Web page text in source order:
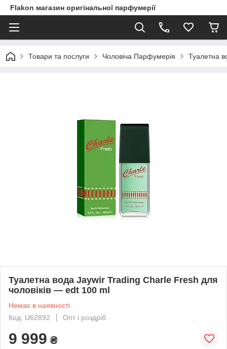
Flakon магазин оригінальної парфумерії
Товари та послуги Чоловіча Парфумерія Туалетна
Туалетна вода Jaywir Trading Charle Fresh для
чоловіків — edt 100 ml
Немає в наявності
Код: U62892
Опт і роздріб
9 999 ₴